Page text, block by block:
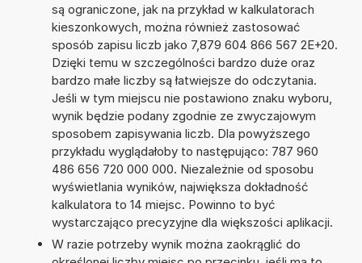
są ograniczone, jak na przykład w kalkulatorach
kieszonkowych, można również zastosować
sposób zapisu liczb jako 7,879 604 866 567 2E+20.
Dzięki temu w szczególności bardzo duże oraz
bardzo małe liczby są łatwiejsze do odczytania.
Jeśli w tym miejscu nie postawiono znaku wyboru,
wynik będzie podany zgodnie ze zwyczajowym
sposobem zapisywania liczb. Dla powyższego
przykładu wyglądałoby to następująco: 787 960
486 656 720 000 000. Niezależnie od sposobu
wyświetlania wyników, największa dokładność
kalkulatora to 14 miejsc. Powinno to być
wystarczająco precyzyjne dla większości aplikacji.
W razie potrzeby wynik można zaokrąglić do